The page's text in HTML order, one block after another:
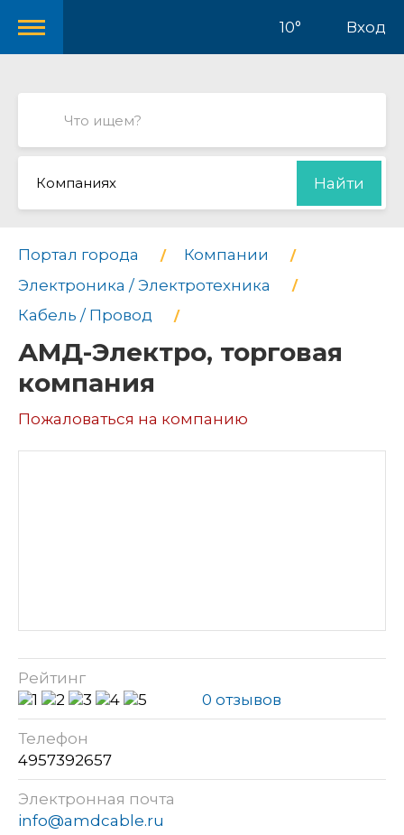
10° Вход
Компаниях Найти
Портал города
Компании
Электроника / Электротехника
Кабель / Провод
АМД-Электро, торговая
компания
Пожаловаться на компанию
Рейтинг
0 отзывов
Телефон
4957392657
Электронная почта
info@amdcable.ru